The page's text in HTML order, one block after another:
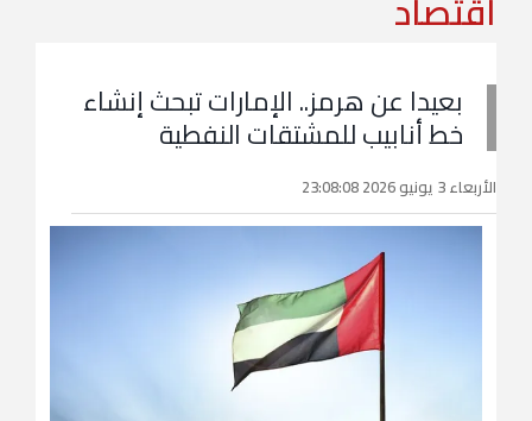
بعيدا عن هرمز.. الإمارات تبحث إنشاء
خط أنابيب للمشتقات النفطية
الأربعاء 3 يونيو 2026 23:08:08